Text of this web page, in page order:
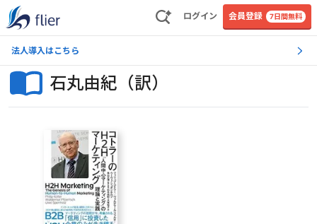
ログイン 会員登録 7日間無料
法人導入はこちら
石丸由紀（訳）